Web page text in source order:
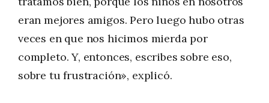
eran mejores amigos. Pero luego hubo otras
veces en que nos hicimos mierda por
completo. Y, entonces, escribes sobre eso,
sobre tu frustración», explicó.